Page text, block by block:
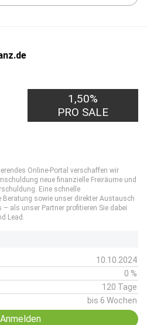
1,00€
PRO LEAD
1,50%
PRO SALE
Online-Portal verschaffen wir
neue finanzielle Freiräume und
Eine schnelle
Beratung sowie unser direkter Austausch
als unser Partner profitieren Sie dabei
Lead.
10.10.2024
0 %
120 Tage
bis 6 Wochen
Anmelden